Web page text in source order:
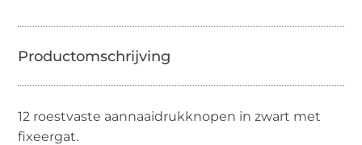
12 roestvaste aannaaidrukknopen in zwart met
fixeergat.